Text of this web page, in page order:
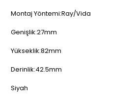
Montaj Yöntemi:Ray/Vida
Genişlik:27mm
Yükseklik:82mm
Derinlik:42.5mm
Siyah